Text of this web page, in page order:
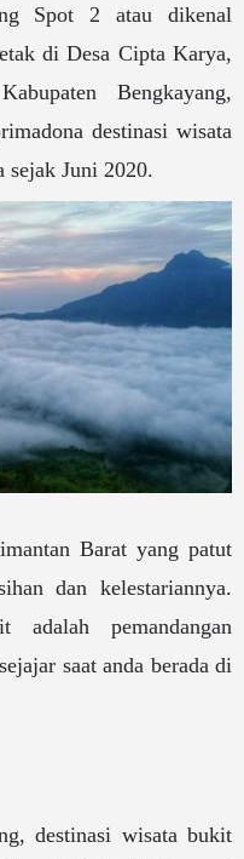
Spot 2 atau dikenal
di Desa Cipta Karya,
Bengkayang,
destinasi wisata
sejak Juni 2020.
Barat yang patut
dan kelestariannya.
adalah pemandangan
saat anda berada di
destinasi wisata bukit